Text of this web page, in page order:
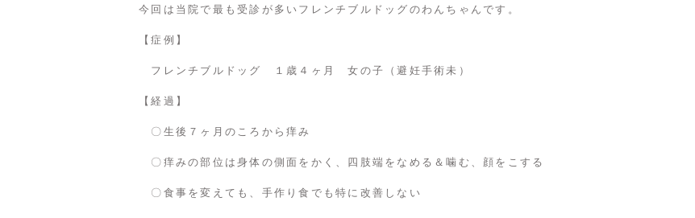
今回は当院で最も受診が多いフレンチブルドッグのわんちゃんです。
【症例】
フレンチブルドッグ １歳４ヶ月 女の子（避妊手術未）
【経過】
〇生後７ヶ月のころから痒み
〇痒みの部位は身体の側面をかく、四肢端をなめる＆噛む、顔をこする
〇食事を変えても、手作り食でも特に改善しない